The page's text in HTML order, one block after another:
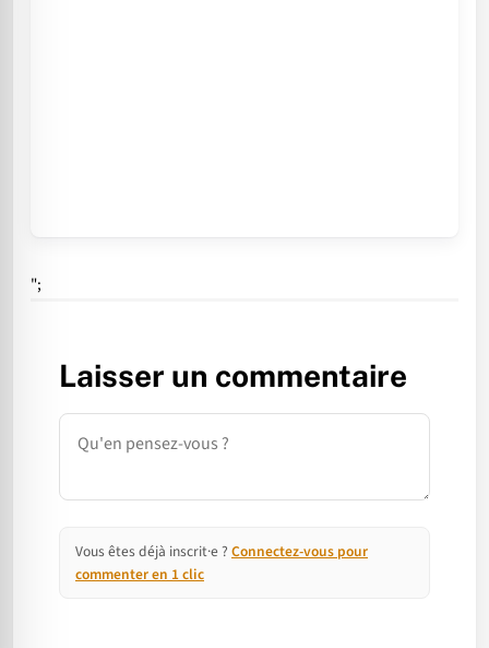
";
Laisser un commentaire
Commentaire
Vous êtes déjà inscrit·e ? Connectez-vous pour
commenter en 1 clic